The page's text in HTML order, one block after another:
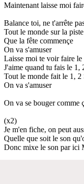
Maintenant laisse moi
Balance toi, ne t'arrête
Tout le monde sur la
Que la fête commençe
On va s'amuser
Laisse moi te voir faire le
J'aime quand tu fais le 1,
Tout le monde fait le 1, 2
On va s'amuser
On va se bouger comme
(x2)
Je m'en fiche, on peut
Quelle que soit le son
Donc mixe le son par ici